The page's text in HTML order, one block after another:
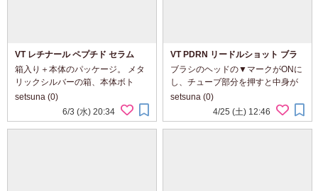
VT レチナール ペプチド セラム
箱入り＋本体のパッケージ。 メタ
リックシルバーの箱、本体ボト
ル。 イエローがスポイト部分や
ロゴに使われ、パッと目立つアク
セントになるデザイン。 中身はと
setsuna (0)
6/3 (水) 20:34
VT PDRN リードルショット ブラ
シヘアセラム
ブラシのヘッドの▼マークがONに
し、チューブ部分を押すと中身が
ブラシの中央あたりからでてく
る。 とろっとしたテクスチャー。
気になる頭皮部分につけ、髪の流
setsuna (0)
4/25 (土) 12:46